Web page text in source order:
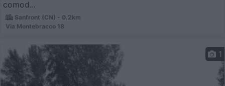
comod...
Sanfront (CN) - 0.2km
Via Montebracco 18
1